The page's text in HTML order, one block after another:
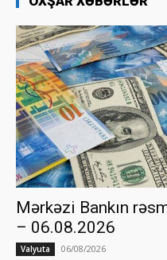
Mərkəzi Bankın
– 06.08.2026
Valyuta 06/08/2026